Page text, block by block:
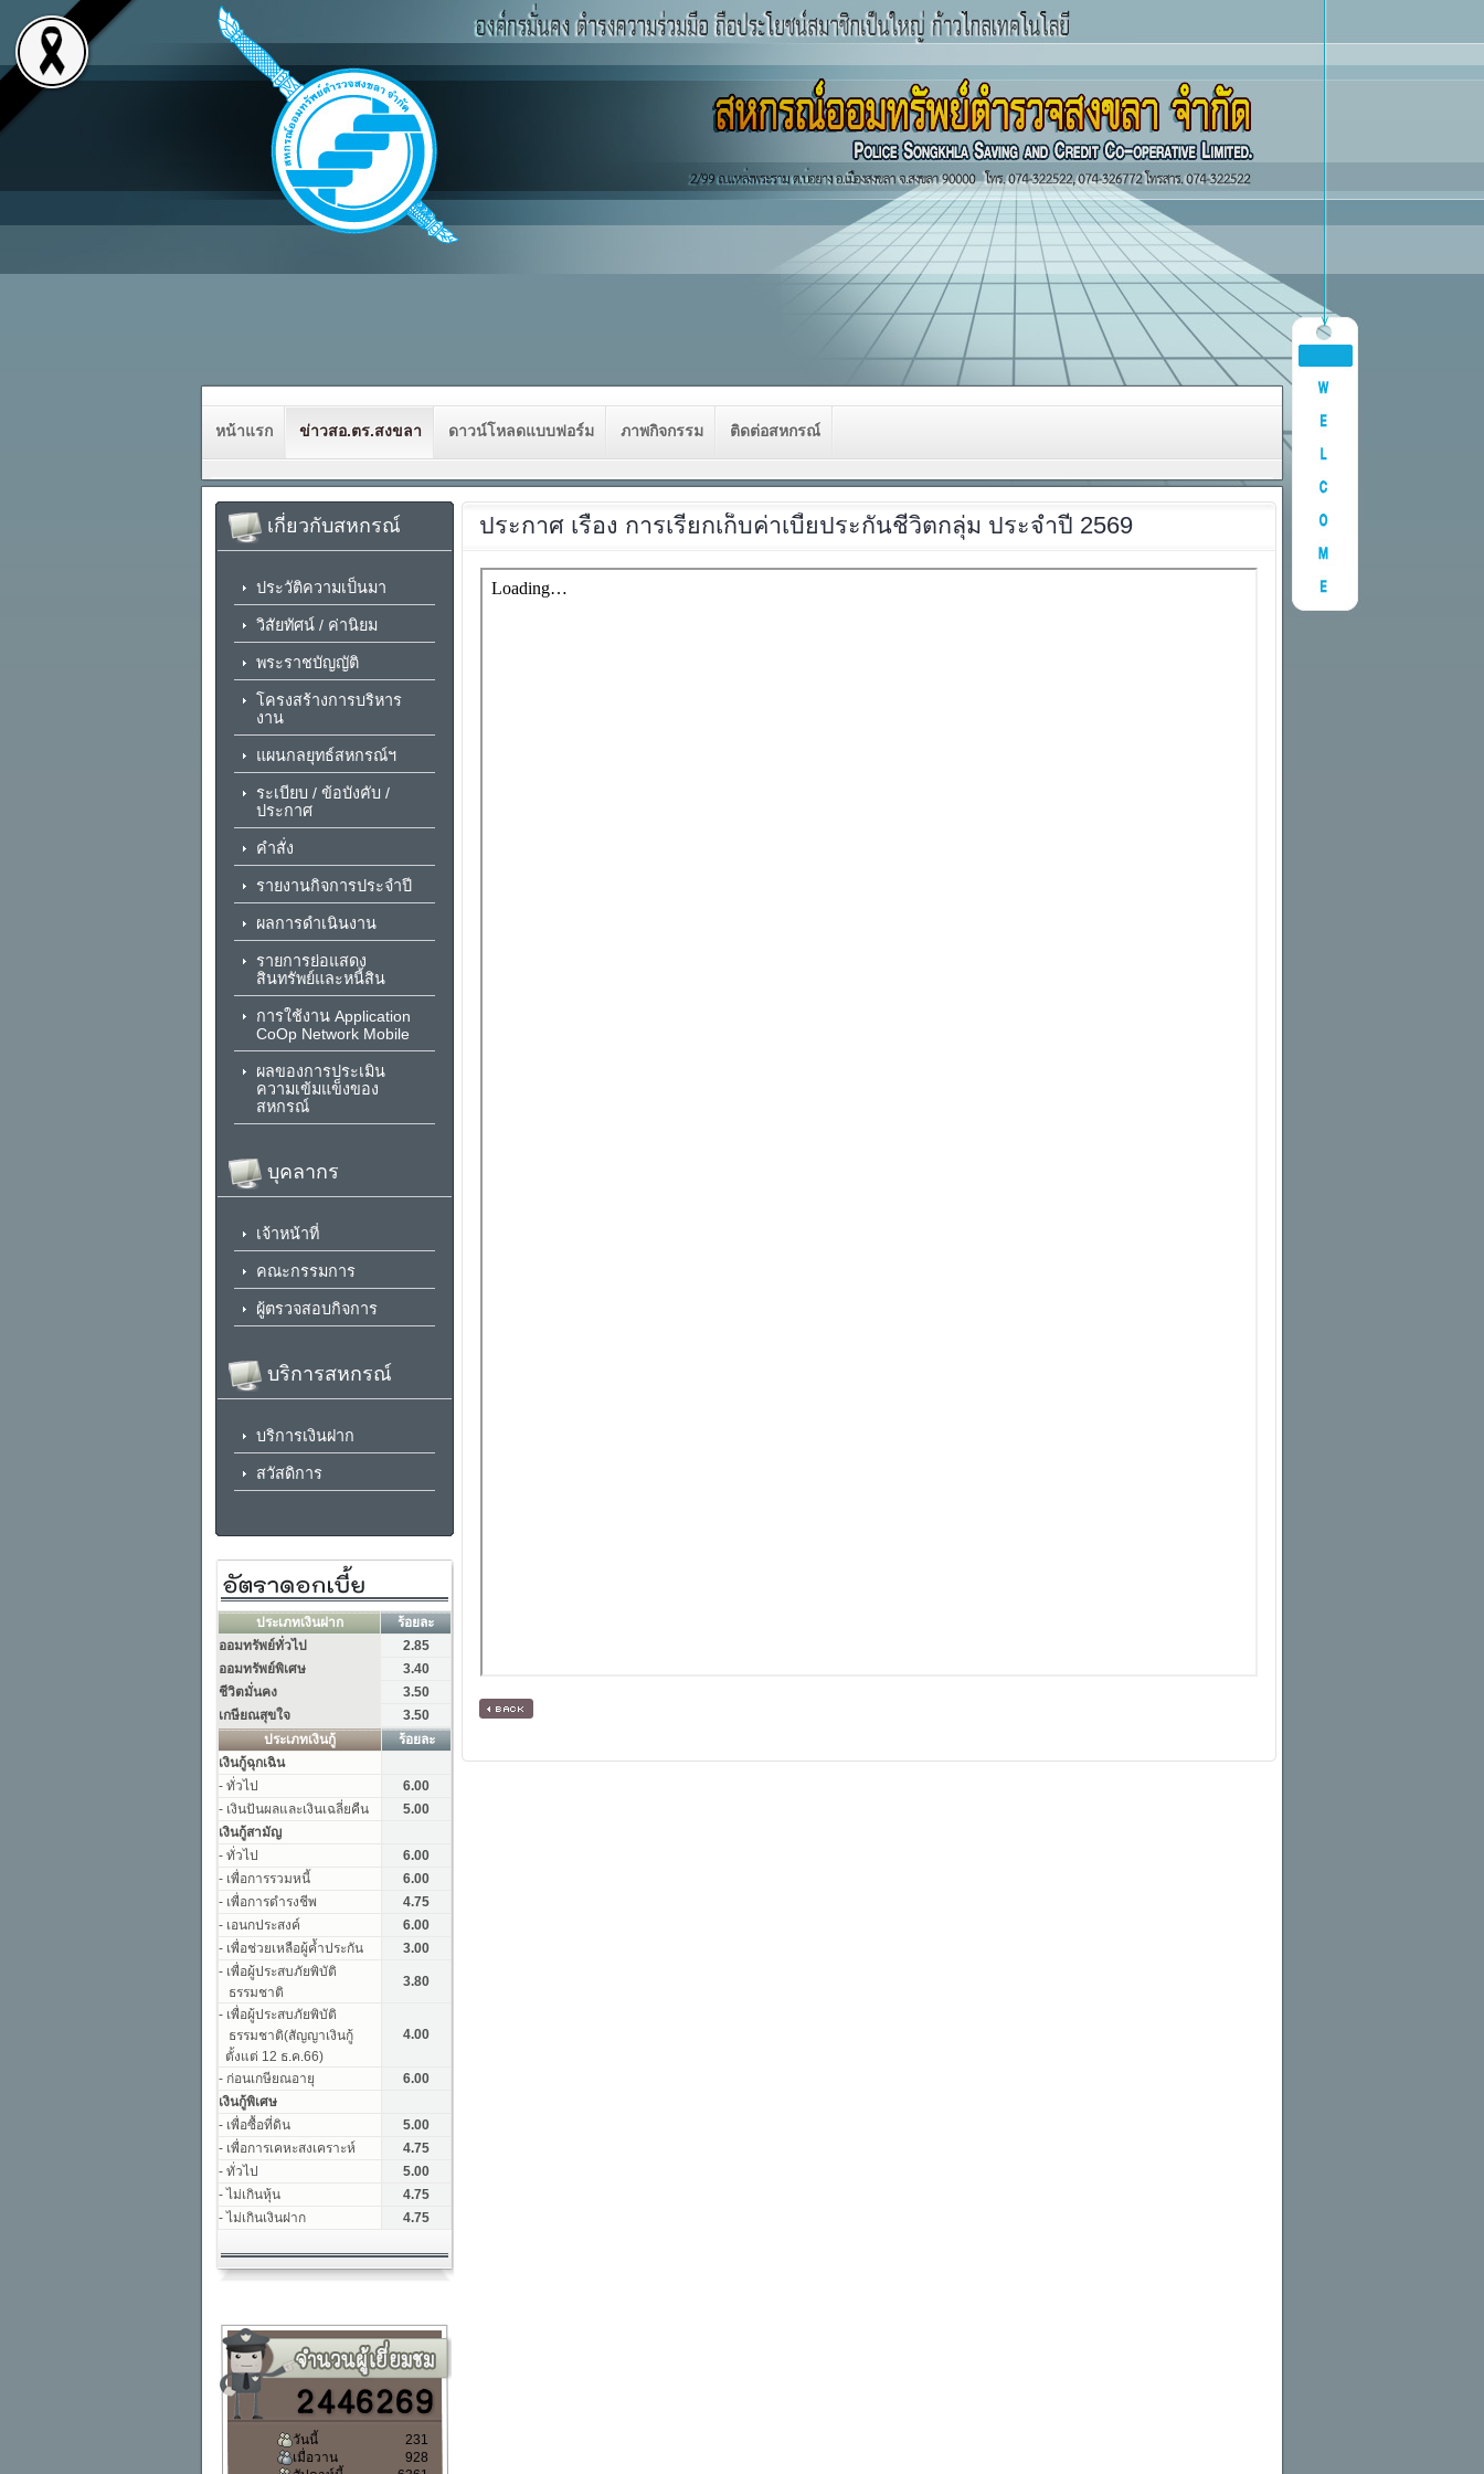
หน้าแรก ข่าวสอ.ตร.สงขลา ดาวน์โหลดแบบฟอร์ม ภาพกิจกรรม ติดต่อสหกรณ์
ประกาศ เรื่อง การเรียกเก็บค่าเบี้ยประกันชีวิตกลุ่ม ประจำปี 2569
[ กลับหน้าหลัก ]
เกี่ยวกับสหกรณ์
ประวัติความเป็นมา
วิสัยทัศน์ / ค่านิยม
พระราชบัญญัติ
โครงสร้างการบริหาร
งาน
แผนกลยุทธ์สหกรณ์ฯ
ระเบียบ / ข้อบังคับ /
ประกาศ
คำสั่ง
รายงานกิจการประจำปี
ผลการดำเนินงาน
รายการย่อแสดง
สินทรัพย์และหนี้สิน
การใช้งาน Application
CoOp Network Mobile
ผลของการประเมิน
ความเข้มแข็งของ
สหกรณ์
บุคลากร
เจ้าหน้าที่
คณะกรรมการ
ผู้ตรวจสอบกิจการ
บริการสหกรณ์
บริการเงินฝาก
สวัสดิการ
วันนี้
231
เมื่อวาน
928